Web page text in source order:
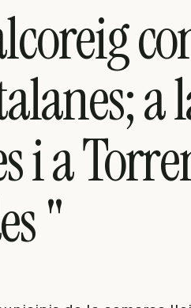
a
i a
"